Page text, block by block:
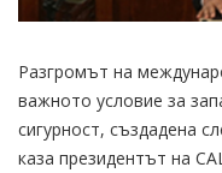
Разгромът на
важното условие за
сигурност, създадена
каза президентът на